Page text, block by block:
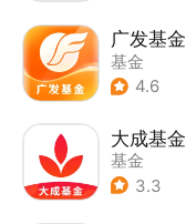
广发基金
基金
4.6
大成基金
基金
3.3